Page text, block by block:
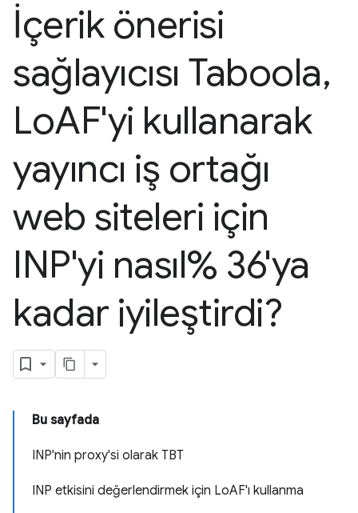
İçerik önerisi
sağlayıcısı Taboola,
LoAF'yi kullanarak
yayıncı iş ortağı
web siteleri için
INP'yi nasıl% 36'ya
kadar iyileştirdi?
Bu sayfada
INP'nin proxy'si olarak TBT
INP etkisini değerlendirmek için LoAF'ı kullanma